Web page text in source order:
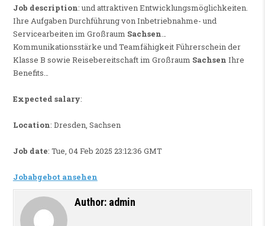
Job description: und attraktiven Entwicklungsmöglichkeiten.
Ihre Aufgaben Durchführung von Inbetriebnahme- und
Servicearbeiten im Großraum Sachsen…
Kommunikationsstärke und Teamfähigkeit Führerschein der
Klasse B sowie Reisebereitschaft im Großraum Sachsen Ihre
Benefits…
Expected salary:
Location: Dresden, Sachsen
Job date: Tue, 04 Feb 2025 23:12:36 GMT
Jobabgebot ansehen
Author: admin